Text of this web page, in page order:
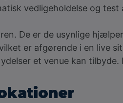
vedligeholdelse og test
De er de usynlige
er afgørende i en live
et venue kan